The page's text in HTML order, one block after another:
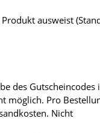
ausweist
des Gutscheincodes
möglich. Pro
Nicht